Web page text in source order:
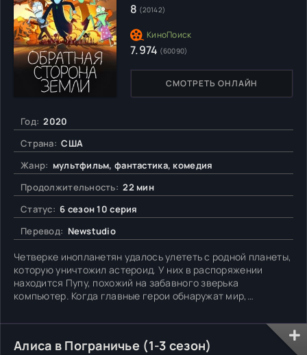
Год: 2020
Страна: США
Жанр: мультфильм, фантастика, комедия
Продолжительность: 22 мин
Статус: 6 сезон 10 серия
Перевод: Newstudio
Четверке инопланетян удалось улететь с родной планеты,
которую уничтожил астероид. У них в распоряжении
находится Пупу, похожий на забавного зверька
компьютер. Когда главные герои обнаружат мир,
процесс терраформации. Пока же звездолет четверки
получил повреждение и нуждается в ремонте. Приходится
садиться на Землю и
СМОТРЕТЬ ОНЛАЙН
8 (20142)
7.974 (60090)
Алиса в Пограничье (1-3 сезон)